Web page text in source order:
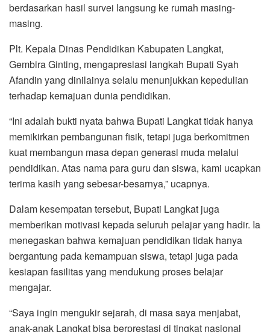
berdasarkan hasil survei langsung ke rumah masing-
masing.
Plt. Kepala Dinas Pendidikan Kabupaten Langkat,
Gembira Ginting, mengapresiasi langkah Bupati Syah
Afandin yang dinilainya selalu menunjukkan kepedulian
terhadap kemajuan dunia pendidikan.
“Ini adalah bukti nyata bahwa Bupati Langkat tidak hanya
memikirkan pembangunan fisik, tetapi juga berkomitmen
kuat membangun masa depan generasi muda melalui
pendidikan. Atas nama para guru dan siswa, kami ucapkan
terima kasih yang sebesar-besarnya,” ucapnya.
Dalam kesempatan tersebut, Bupati Langkat juga
memberikan motivasi kepada seluruh pelajar yang hadir. Ia
menegaskan bahwa kemajuan pendidikan tidak hanya
bergantung pada kemampuan siswa, tetapi juga pada
kesiapan fasilitas yang mendukung proses belajar
mengajar.
“Saya ingin mengukir sejarah, di masa saya menjabat,
anak-anak Langkat bisa berprestasi di tingkat nasional